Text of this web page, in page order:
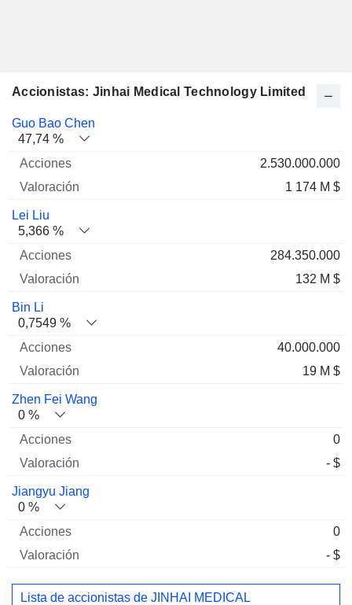
Accionistas: Jinhai Medical Technology Limited
Nombre Acciones
Guo Bao Chen
47,74 %
2.530.000.000
1 174 M $
Lei Liu
5,366 %
284.350.000
132 M $
Bin Li
0,7549 %
40.000.000
19 M $
Zhen Fei Wang
0 %
0
- $
Jiangyu Jiang
0 %
0
- $
Lista de accionistas de JINHAI MEDICAL